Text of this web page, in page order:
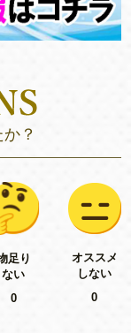
？
足り
ない
0
オススメ
しない
0